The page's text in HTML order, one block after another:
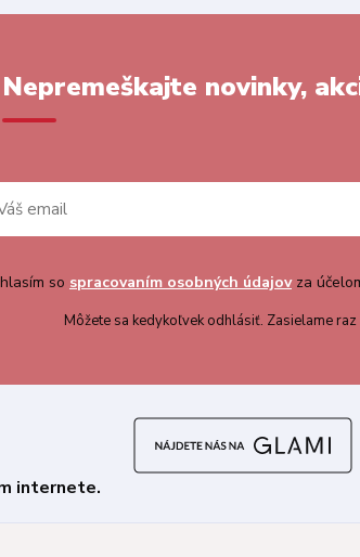
Nepremeškajte novinky,
so spracovaním osobných údajovza
Môžete sa kedykoľvek odhlásiť. Zasielame raz